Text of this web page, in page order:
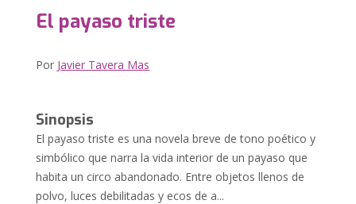
El payaso triste
Por Javier Tavera Mas
Sinopsis
El payaso triste es una novela breve de tono poético y
simbólico que narra la vida interior de un payaso que
habita un circo abandonado. Entre objetos llenos de
polvo, luces debilitadas y ecos de a...